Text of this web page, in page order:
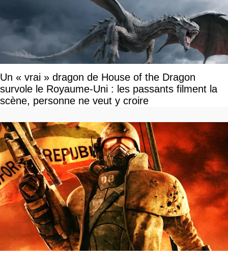
Un « vrai » dragon de House of the Dragon
survole le Royaume-Uni : les passants filment la
scène, personne ne veut y croire